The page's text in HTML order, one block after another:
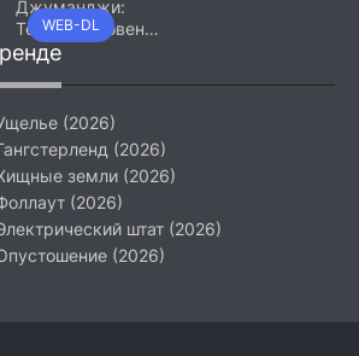
WEB-DL
Джуманджи:
Тёмный уровень
(2026)
(2026)
(2026)
земли (2026)
(2026)
штат (2026)
(2026)